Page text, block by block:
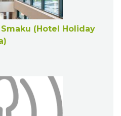
(Hotel Holiday